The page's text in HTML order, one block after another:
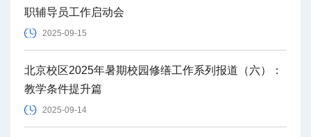
职辅导员工作启动会
2025-09-15
北京校区2025年暑期校园修缮工作系列报道（六）：
教学条件提升篇
2025-09-14